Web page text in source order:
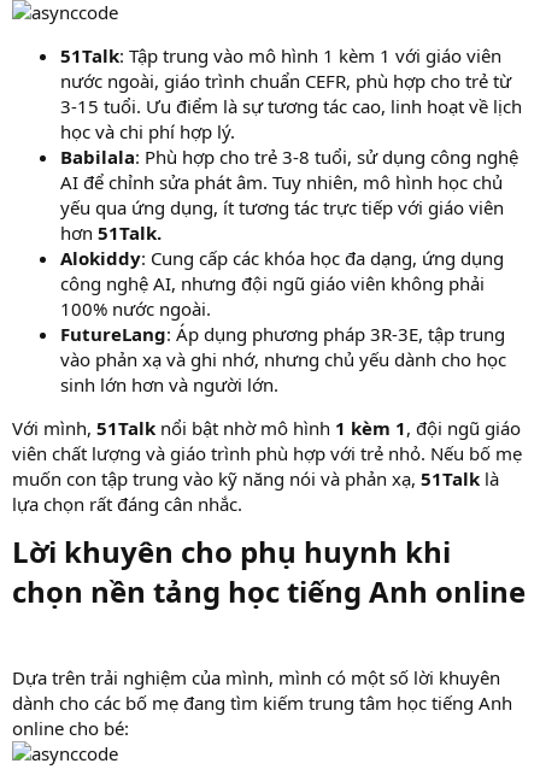
51Talk: Tập trung vào mô hình 1 kèm 1 với giáo viên
nước ngoài, giáo trình chuẩn CEFR, phù hợp cho trẻ từ
3-15 tuổi. Ưu điểm là sự tương tác cao, linh hoạt về lịch
học và chi phí hợp lý.
Babilala: Phù hợp cho trẻ 3-8 tuổi, sử dụng công nghệ
AI để chỉnh sửa phát âm. Tuy nhiên, mô hình học chủ
yếu qua ứng dụng, ít tương tác trực tiếp với giáo viên
hơn 51Talk.
Alokiddy: Cung cấp các khóa học đa dạng, ứng dụng
công nghệ AI, nhưng đội ngũ giáo viên không phải
100% nước ngoài.
FutureLang: Áp dụng phương pháp 3R-3E, tập trung
vào phản xạ và ghi nhớ, nhưng chủ yếu dành cho học
sinh lớn hơn và người lớn.
Với mình, 51Talk nổi bật nhờ mô hình 1 kèm 1, đội ngũ giáo
viên chất lượng và giáo trình phù hợp với trẻ nhỏ. Nếu bố mẹ
muốn con tập trung vào kỹ năng nói và phản xạ, 51Talk là
lựa chọn rất đáng cân nhắc.
Lời khuyên cho phụ huynh khi
chọn nền tảng học tiếng Anh online​
Dựa trên trải nghiệm của mình, mình có một số lời khuyên
dành cho các bố mẹ đang tìm kiếm trung tâm học tiếng Anh
online cho bé: